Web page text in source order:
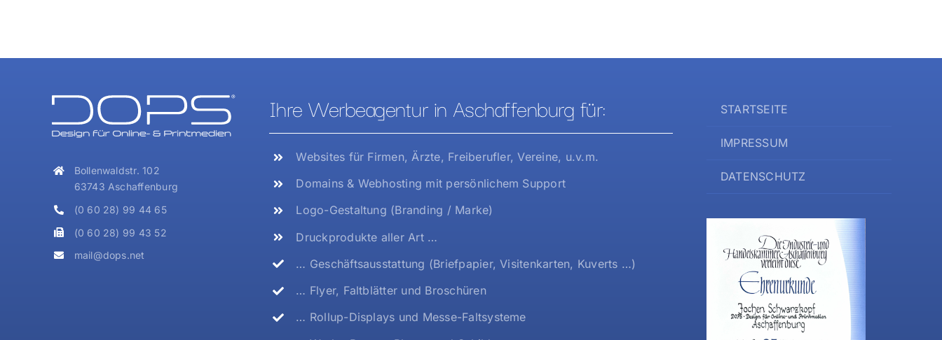
Bollenwaldstr. 102
63743 Aschaffenburg
(0 60 28) 99 44 65
(0 60 28) 99 43 52
mail@dops.net
Ihre Werbeagentur in Aschaffenburg für:
Websites für Firmen, Ärzte, Freiberufler, Vereine, u.v.m.
Domains & Webhosting mit persönlichem Support
Logo-Gestaltung (Branding / Marke)
Druckprodukte aller Art …
… Geschäftsausstattung (Briefpapier, Visitenkarten, Kuverts …)
… Flyer, Faltblätter und Broschüren
… Rollup-Displays und Messe-Faltsysteme
STARTSEITE
IMPRESSUM
DATENSCHUTZ